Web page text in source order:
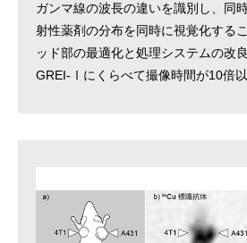
ガンマ線の波長の違いを識別し、同
射性薬剤の分布を同時に視覚化する
ッド部の最適化と処理システムの改
GREI-Ⅰにくらべて撮像時間が10倍以